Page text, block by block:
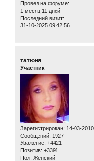
Провел на форуме:
1 месяц 11 дней
Последний визит:
31-10-2025 09:42:56
татюня
Участник
Зарегистрирован: 14-03-2010
Сообщений: 1927
Уважение: +4421
Позитив: +3391
Пол: Женский